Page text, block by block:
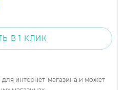
В 1 КЛИК
интернет-магазина и может